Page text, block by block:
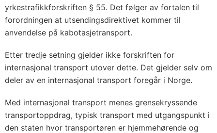
yrkestrafikkforskriften § 55. Det følger av fortalen til
forordningen at utsendingsdirektivet kommer til
anvendelse på kabotasjetransport.
Etter tredje setning gjelder ikke forskriften for
internasjonal transport utover dette. Det gjelder selv om
deler av en internasjonal transport foregår i Norge.
Med internasjonal transport menes grensekryssende
transportoppdrag, typisk transport med utgangspunkt i
den staten hvor transportøren er hjemmehørende og